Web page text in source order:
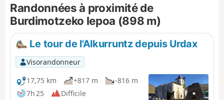
Randonnées à proximité de
Burdimotzeko lepoa (898 m)
Le tour de l'Alkurruntz depuis Urdax
Visorandonneur
17,75 km
+817 m
-816 m
7h 25
Difficile